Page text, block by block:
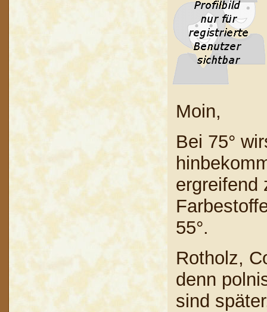
Moin,
Bei 75°
ergreifend
55°.
Rotholz,
denn
sind